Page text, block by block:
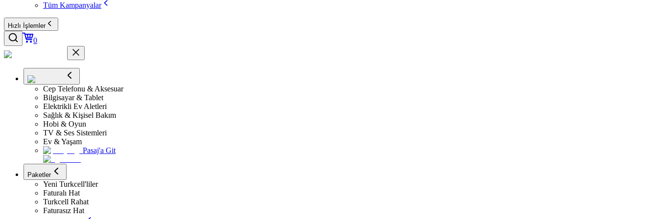
Tüm Kampanyalar
Hızlı İşlemler
0
Cep Telefonu & Aksesuar
Bilgisayar & Tablet
Elektrikli Ev Aletleri
Sağlık & Kişisel Bakım
Hobi & Oyun
TV & Ses Sistemleri
Ev & Yaşam
Pasaj'a Git
Paketler
Yeni Turkcell'liler
Faturalı Hat
Turkcell Rahat
Faturasız Hat